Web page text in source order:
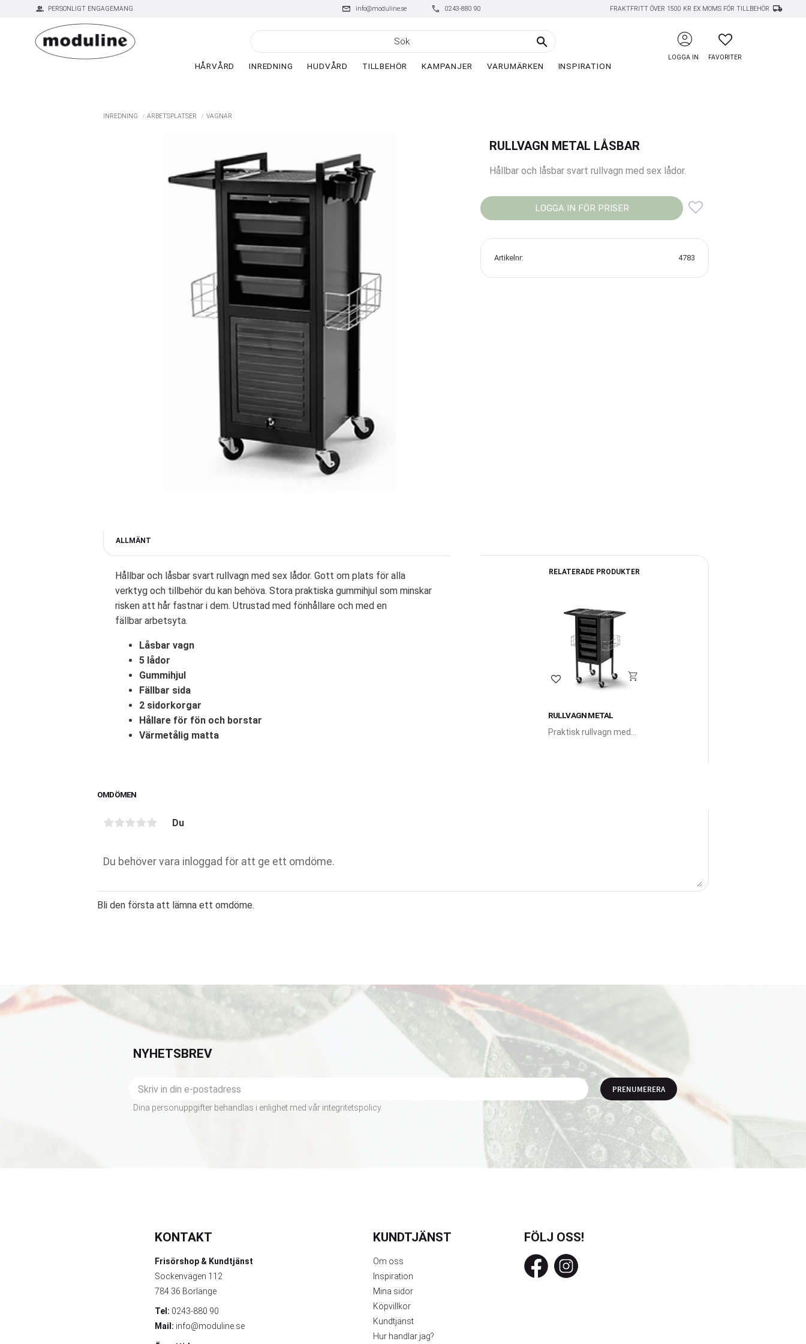
group PERSONLIGT ENGAGEMANG mail info@moduline.se phone 0243-880 90 FRAKTFRITT ÖVER 1500 KR EX MOMS FÖR TILLBEHÖR local_shipping
account_circle
LOGGA IN
FAVORITER
FAVORITER
HÅRVÅRD INREDNING HUDVÅRD TILLBEHÖR KAMPANJER VARUMÄRKEN INSPIRATION
INREDNING ARBETSPLATSER VAGNAR
RULLVAGN METAL LÅSBAR
Hållbar och låsbar svart rullvagn med sex lådor.
LOGGA IN FÖR PRISER
Artikelnr 4783
ALLMÄNT
Hållbar och låsbar svart rullvagn med sex lådor. Gott om plats för alla
verktyg och tillbehör du kan behöva. Stora praktiska gummihjul som minskar
risken att hår fastnar i dem. Utrustad med fönhållare och med en
fällbar arbetsyta.
Låsbar vagn
5 lådor
Gummihjul
Fällbar sida
2 sidorkorgar
Hållare för fön och borstar
Värmetålig matta
OMDÖMEN
Du
Bli den första att lämna ett omdöme.
RELATERADE PRODUKTER
Lägg till i favoriter
RULLVAGN METAL
Praktisk rullvagn med
NYHETSBREV
PRENUMERERA
Dina personuppgifter behandlas i enlighet med vår integritetspolicy.
KONTAKT
Frisörshop & Kundtjänst
Sockenvägen 112
784 36 Borlänge
Tel: 0243-880 90
Mail: info@moduline.se
KUNDTJÄNST
Om oss
Inspiration
Mina sidor
Köpvillkor
Kundtjänst
Hur handlar jag?
FÖLJ OSS!